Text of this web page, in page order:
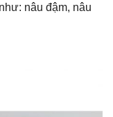
nâu đậm, nâu